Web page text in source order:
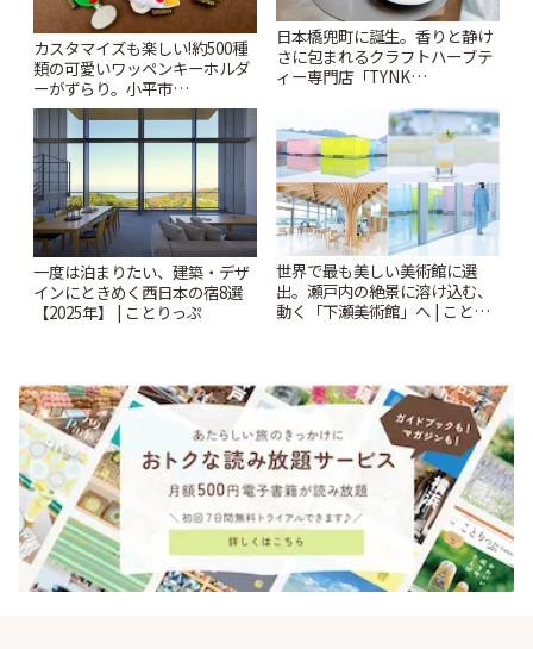
カスタマイズも楽しい!約500種
類の可愛いワッペンキーホルダ
ーがずらり。小平市
「Kimamaya T&K」 | ことりっ
ぷ
日本橋兜町に誕生。香りと静け
さに包まれるクラフトハーブテ
ィー専門店「TYNK
一度は泊まりたい、建築・デザ
インにときめく西日本の宿8選
【2025年】 | ことりっぷ
世界で最も美しい美術館に選
出。瀬戸内の絶景に溶け込む、
動く「下瀬美術館」へ | ことり